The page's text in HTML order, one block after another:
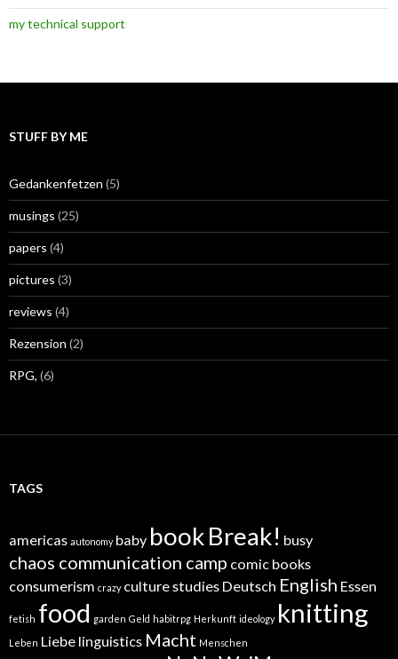
my technical support
STUFF BY ME
Gedankenfetzen (5)
musings (25)
papers (4)
pictures (3)
reviews (4)
Rezension (2)
RPG, (6)
TAGS
americas autonomy baby bookBreak! busy
chaos communication camp comic books
consumerism crazy culture studies Deutsch English Essen
fetish food garden Geld habitrpg Herkunft ideology knitting
Leben Liebe linguistics Macht Menschen